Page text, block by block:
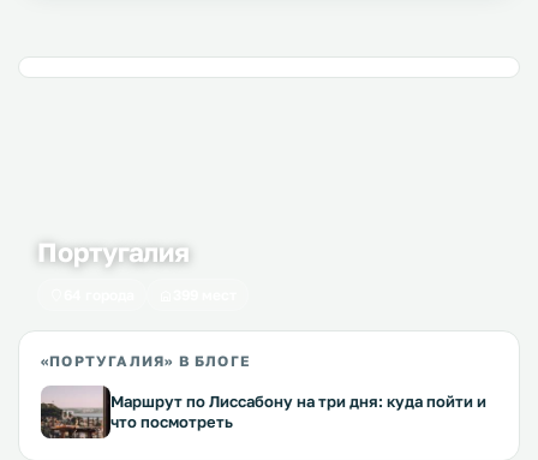
Португалия
«ПОРТУГАЛИЯ» В БЛОГЕ
Маршрут по Лиссабону на три дня: куда пойти и
что посмотреть